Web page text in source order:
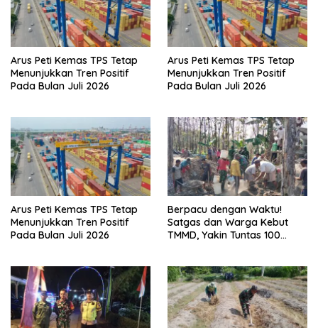
Arus Peti Kemas TPS Tetap
Menunjukkan Tren Positif
Pada Bulan Juli 2026
Arus Peti Kemas TPS Tetap
Menunjukkan Tren Positif
Pada Bulan Juli 2026
Arus Peti Kemas TPS Tetap
Menunjukkan Tren Positif
Pada Bulan Juli 2026
Berpacu dengan Waktu!
Satgas dan Warga Kebut
TMMD, Yakin Tuntas 100